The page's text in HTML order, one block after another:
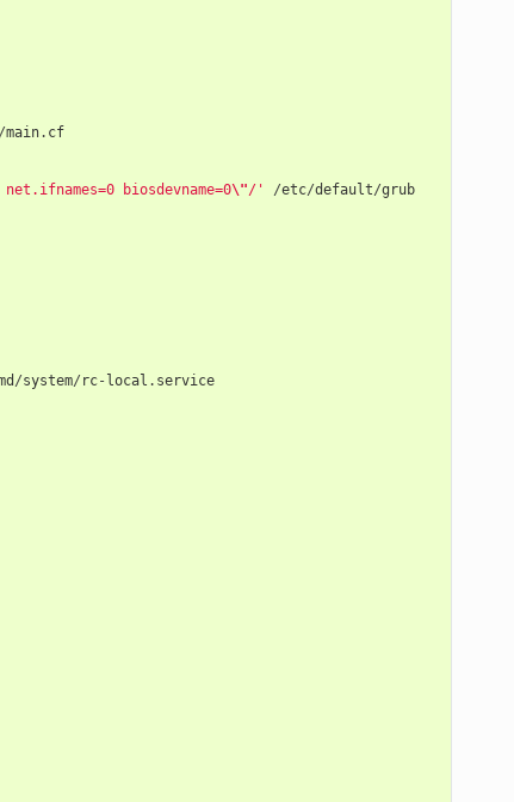
main. cf
biosdevname=0\"/' /etc/default/grub
/system/ rc-local . service